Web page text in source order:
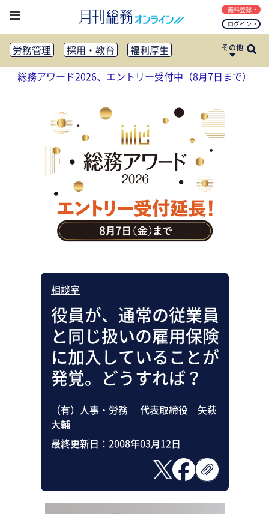
ログイン
無料登録
労務管理 採用・教育
福利厚生
健康経営
働き方改革
法務・コンプライアンス
リスクマネジメント・BCP
社外・社内広報
社外・社内コミュニケーション活性化
FM・オフィス移転
CSR・SDGs
テクノロジー活用・DX
助成金・補助金・コスト削減
アウトソーシング・BPO
調査・レポート
その他
総務アワード2026、エントリー受付中（8月7日まで）
相談室
役員が、通常の従業員
と同じ扱いの雇用保険
に加入していることが
発覚。どうすれば？
（有）人事・労務 代表取締役 矢萩
大輔
最終更新日： 2008年03月12日